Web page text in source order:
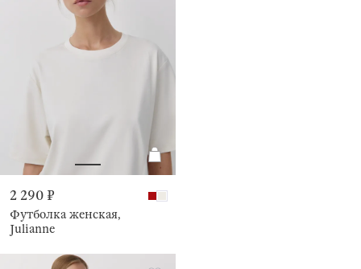
2 290 ₽
Футболка женская,
Julianne